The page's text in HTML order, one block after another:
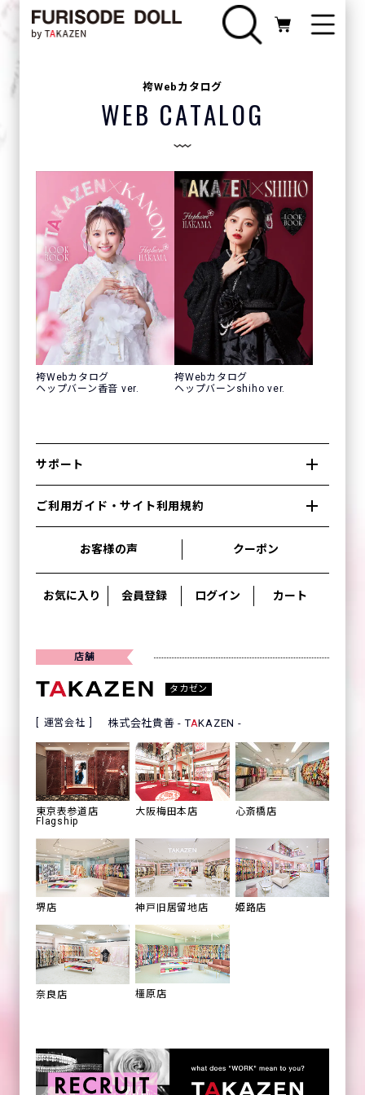
ル☆コーディネートも自由自在♪おしゃれな
小物でアレンジしよう☆
振袖で“トキメキ”と“感動”を♡オリジナル振袖
や、カタログコーデも手掛ける同世代のスタ
安カワ
格安価格であなたの成人式を応援！お財布に
やさしい衝撃の激安プラン！全てのサービス
がついて、￥99,000以下！最大70％OFF！
着物メーカーブランド
”華徒然×吉木千沙都”、”玉城ティナ×紅一
点”、”九重×中村里砂”、”希空のふりそ
で”、”Kami Shibai-story of- ano”、”王林爛
漫”、”桜田ひより”、”なえなのの振袖”etc...の
人気モデル着用振袖
袴Webカタログ
WEB CATALOG
袴Webカタログ
ヘップバーン香音 ver.
袴Webカタログ
ヘップバーンshiho ver.
サポート
ご利用ガイド・サイト利用規約
お客様の声 クーポン
お気に入り 会員登録 ログイン カート
店舗
タカゼン
運営会社 株式会社貴善 - TAKAZEN -
東京表参道店
Flagship
大阪梅田本店 心斎橋店
堺店 神戸旧居留地店 姫路店
奈良店 橿原店